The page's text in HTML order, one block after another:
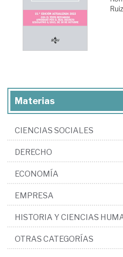
Materias
CIENCIAS SOCIALES
DERECHO
ECONOMÍA
EMPRESA
HISTORIA Y CIENCIAS
OTRAS CATEGORÍAS